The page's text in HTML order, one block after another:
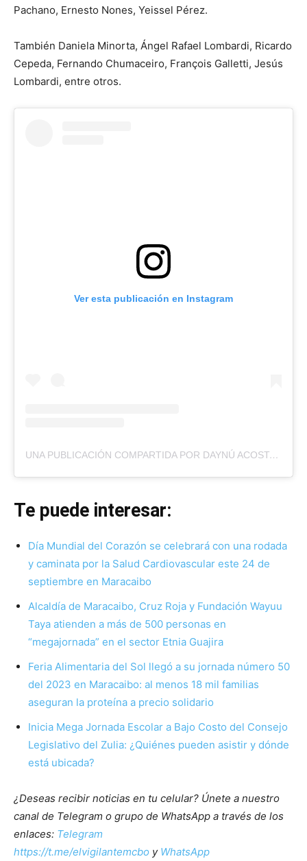
Pachano, Ernesto Nones, Yeissel Pérez.
También Daniela Minorta, Ángel Rafael Lombardi, Ricardo
Cepeda, Fernando Chumaceiro, François Galletti, Jesús
Lombardi, entre otros.
Ver esta publicación en Instagram
UNA PUBLICACIÓN COMPARTIDA POR DAYNÚ ACOSTA (@DAYNUACOSTA)
Te puede interesar:
Día Mundial del Corazón se celebrará con una rodada
y caminata por la Salud Cardiovascular este 24 de
septiembre en Maracaibo
Alcaldía de Maracaibo, Cruz Roja y Fundación Wayuu
Taya atienden a más de 500 personas en
“megajornada” en el sector Etnia Guajira
Feria Alimentaria del Sol llegó a su jornada número 50
del 2023 en Maracaibo: al menos 18 mil familias
aseguran la proteína a precio solidario
Inicia Mega Jornada Escolar a Bajo Costo del Consejo
Legislativo del Zulia: ¿Quiénes pueden asistir y dónde
está ubicada?
¿Deseas recibir noticias en tu celular? Únete a nuestro
canal de Telegram o grupo de WhatsApp a través de los
enlaces: Telegram
https://t.me/elvigilantemcbo y WhatsApp